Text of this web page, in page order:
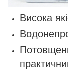
Висока